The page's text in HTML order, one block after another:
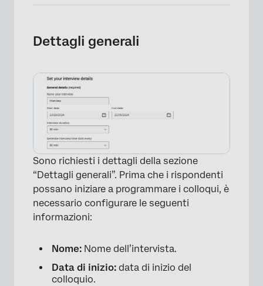
Dettagli generali
Sono richiesti i dettagli della sezione
“Dettagli generali”. Prima che i rispondenti
possano iniziare a programmare i colloqui, è
necessario configurare le seguenti
informazioni:
Nome: Nome dell’intervista.
Data di inizio: data di inizio del
colloquio.